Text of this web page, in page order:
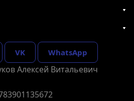
VK WhatsApp
Алексей Витальевич